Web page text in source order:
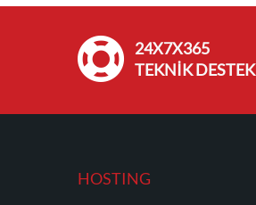
24X7X365
TEKNİK DESTEK
HOSTING